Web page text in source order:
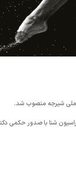
ملی شیرجه منصوب شد.
شنا با صدور